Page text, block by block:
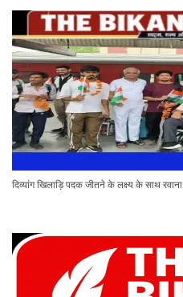
दिव्यांग खिलाड़ि पदक जीतने के लक्ष्य के साथ रवाना